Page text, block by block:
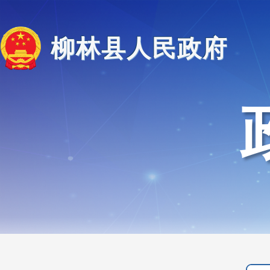
柳林县人民政府